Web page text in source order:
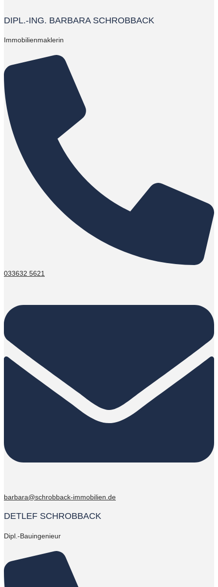
DIPL.-ING. BARBARA SCHROBBACK
Immobilienmaklerin
033632 5621
barbara@schrobback-immobilien.de
DETLEF SCHROBBACK
Dipl.-Bauingenieur